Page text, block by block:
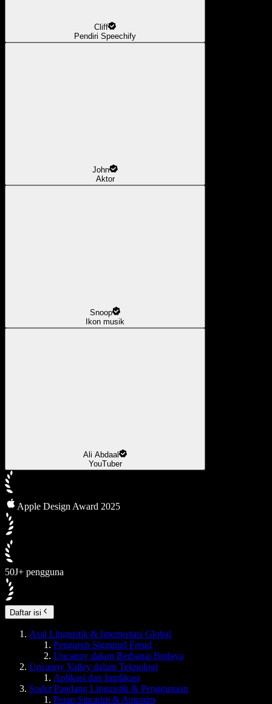
Cliff
Pendiri Speechify
John
Aktor
Snoop
Ikon musik
Ali Abdaal
YouTuber
Apple Design Award 2025
50J+ pengguna
Daftar isi
Asal Linguistik & Interpretasi Global
Pengaruh Sigmund Freud
Uncanny dalam Berbagai Budaya
Uncanny Valley dalam Teknologi
Aplikasi dan Implikasi
Sudut Pandang Linguistik & Penggunaan
Peran Sinonim & Antonim